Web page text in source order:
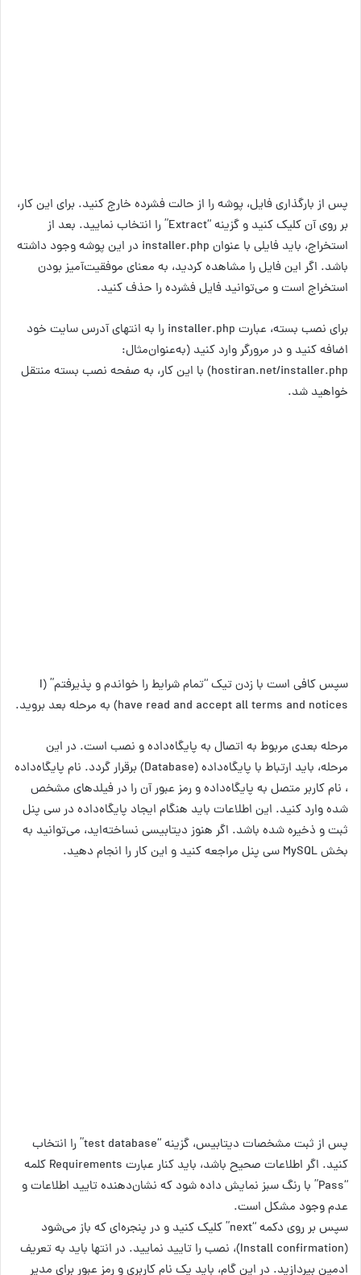
پس از بارگذاری فایل، پوشه را از حالت فشرده خارج کنید. برای این کار،
بر روی آن کلیک کنید و گزینه “Extract” را انتخاب نمایید. بعد از
استخراج، باید فایلی با عنوان installer.php در این پوشه وجود داشته
باشد. اگر این فایل را مشاهده کردید، به معنای موفقیت‌آمیز بودن
استخراج است و می‌توانید فایل فشرده را حذف کنید.
برای نصب بسته، عبارت installer.php را به انتهای آدرس سایت خود
اضافه کنید و در مرورگر وارد کنید (به‌عنوان‌مثال:
hostiran.net/installer.php) با این کار، به صفحه نصب بسته منتقل
خواهید شد.
سپس کافی است با زدن تیک “تمام شرایط را خواندم و پذیرفتم” (I
have read and accept all terms and notices) به مرحله بعد بروید.
مرحله بعدی مربوط به اتصال به پایگاه‌داده و نصب است. در این
مرحله، باید ارتباط با پایگاه‌داده (Database) برقرار گردد. نام پایگاه‌داده
، نام کاربر متصل به پایگاه‌داده و رمز عبور آن را در فیلدهای مشخص‌
شده وارد کنید. این اطلاعات باید هنگام ایجاد پایگاه‌داده در سی پنل
ثبت و ذخیره شده باشد. اگر هنوز دیتابیسی نساخته‌اید، می‌توانید به
بخش MySQL سی پنل مراجعه کنید و این کار را انجام دهید.
پس از ثبت مشخصات دیتابیس، گزینه “test database” را انتخاب
کنید. اگر اطلاعات صحیح باشد، باید کنار عبارت Requirements کلمه
“Pass” با رنگ سبز نمایش داده شود که نشان‌دهنده تایید اطلاعات و
عدم وجود مشکل است.
سپس بر روی دکمه “next” کلیک کنید و در پنجره‌ای که باز می‌شود
(Install confirmation)، نصب را تایید نمایید. در انتها باید به تعریف
ادمین بپردازید. در این گام، باید یک نام کاربری و رمز عبور برای مدیر